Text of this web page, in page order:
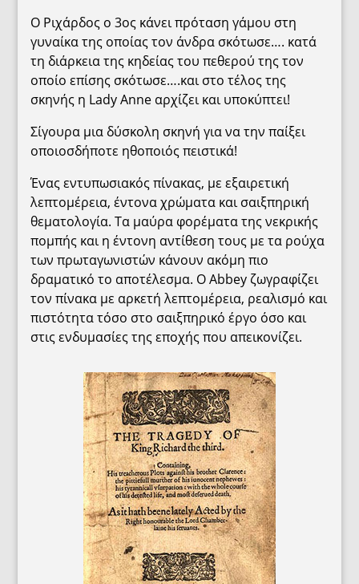
Ο Ριχάρδος ο 3ος κάνει πρόταση γάμου στη
γυναίκα της οποίας τον άνδρα σκότωσε…. κατά
τη διάρκεια της κηδείας του πεθερού της τον
οποίο επίσης σκότωσε….και στο τέλος της
σκηνής η Lady Anne αρχίζει και υποκύπτει!
Σίγουρα μια δύσκολη σκηνή για να την παίξει
οποιοσδήποτε ηθοποιός πειστικά!
Ένας εντυπωσιακός πίνακας, με εξαιρετική
λεπτομέρεια, έντονα χρώματα και σαιξπηρική
θεματολογία. Τα μαύρα φορέματα της νεκρικής
πομπής και η έντονη αντίθεση τους με τα ρούχα
των πρωταγωνιστών κάνουν ακόμη πιο
δραματικό το αποτέλεσμα. Ο Abbey ζωγραφίζει
τον πίνακα με αρκετή λεπτομέρεια, ρεαλισμό και
πιστότητα τόσο στο σαιξπηρικό έργο όσο και
στις ενδυμασίες της εποχής που απεικονίζει.